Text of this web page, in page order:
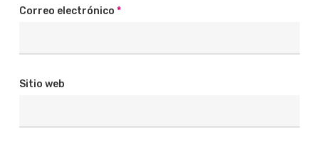
Correo electrónico *
Sitio web